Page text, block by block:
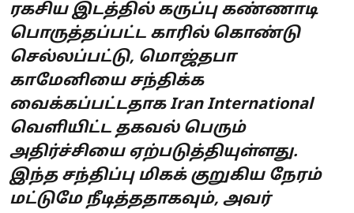
ரகசிய இடத்தில் கருப்பு கண்ணாடி
பொருத்தப்பட்ட காரில் கொண்டு
செல்லப்பட்டு, மொஜ்தபா
காமேனியை சந்திக்க
வைக்கப்பட்டதாக Iran International
வெளியிட்ட தகவல் பெரும்
அதிர்ச்சியை ஏற்படுத்தியுள்ளது.
இந்த சந்திப்பு மிகக் குறுகிய நேரம்
மட்டுமே நீடித்ததாகவும், அவர்